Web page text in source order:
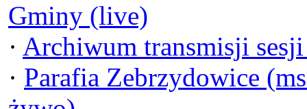
Gminy (live)
· Archiwum transmisji
· Parafia Zebrzydowice